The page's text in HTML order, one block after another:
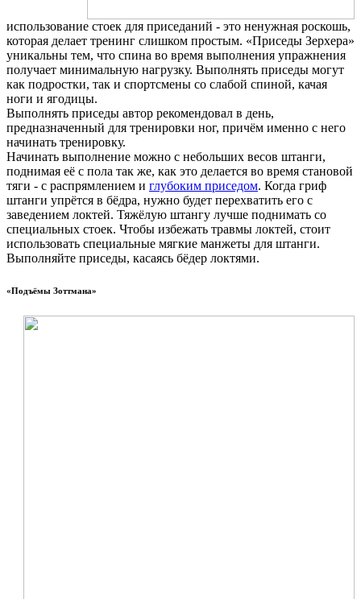
использование стоек для приседаний - это ненужная роскошь,
которая делает тренинг слишком простым. «Приседы Зерхера»
уникальны тем, что спина во время выполнения упражнения
получает минимальную нагрузку. Выполнять приседы могут
как подростки, так и спортсмены со слабой спиной, качая
ноги и ягодицы.
Выполнять приседы автор рекомендовал в день,
предназначенный для тренировки ног, причём именно с него
начинать тренировку.
Начинать выполнение можно с небольших весов штанги,
поднимая её с пола так же, как это делается во время становой
тяги - с распрямлением и глубоким приседом. Когда гриф
штанги упрётся в бёдра, нужно будет перехватить его с
заведением локтей. Тяжёлую штангу лучше поднимать со
специальных стоек. Чтобы избежать травмы локтей, стоит
использовать специальные мягкие манжеты для штанги.
Выполняйте приседы, касаясь бёдер локтями.
«Подъёмы Зоттмана»